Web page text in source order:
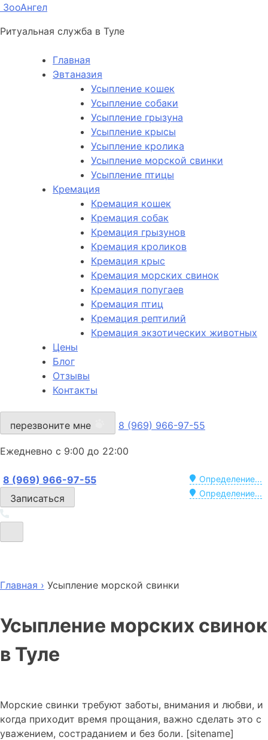
ЗооАнгел
Ритуальная служба в Туле
Главная
Эвтаназия
Усыпление кошек
Усыпление собаки
Усыпление грызуна
Усыпление крысы
Усыпление кролика
Усыпление морской свинки
Усыпление птицы
Кремация
Кремация кошек
Кремация собак
Кремация грызунов
Кремация кроликов
Кремация крыс
Кремация морских свинок
Кремация попугаев
Кремация птиц
Кремация рептилий
Кремация экзотических животных
Цены
Блог
Отзывы
Контакты
перезвоните мне 8 (969) 966-97-55
Ежедневно с 9:00 до 22:00
Определение...
8 (969) 966-97-55
Определение...
Записаться
Главная › Усыпление морской свинки
Усыпление морских свинок
в Туле
Морские свинки требуют заботы, внимания и любви, и
когда приходит время прощания, важно сделать это с
уважением, состраданием и без боли. [sitename]